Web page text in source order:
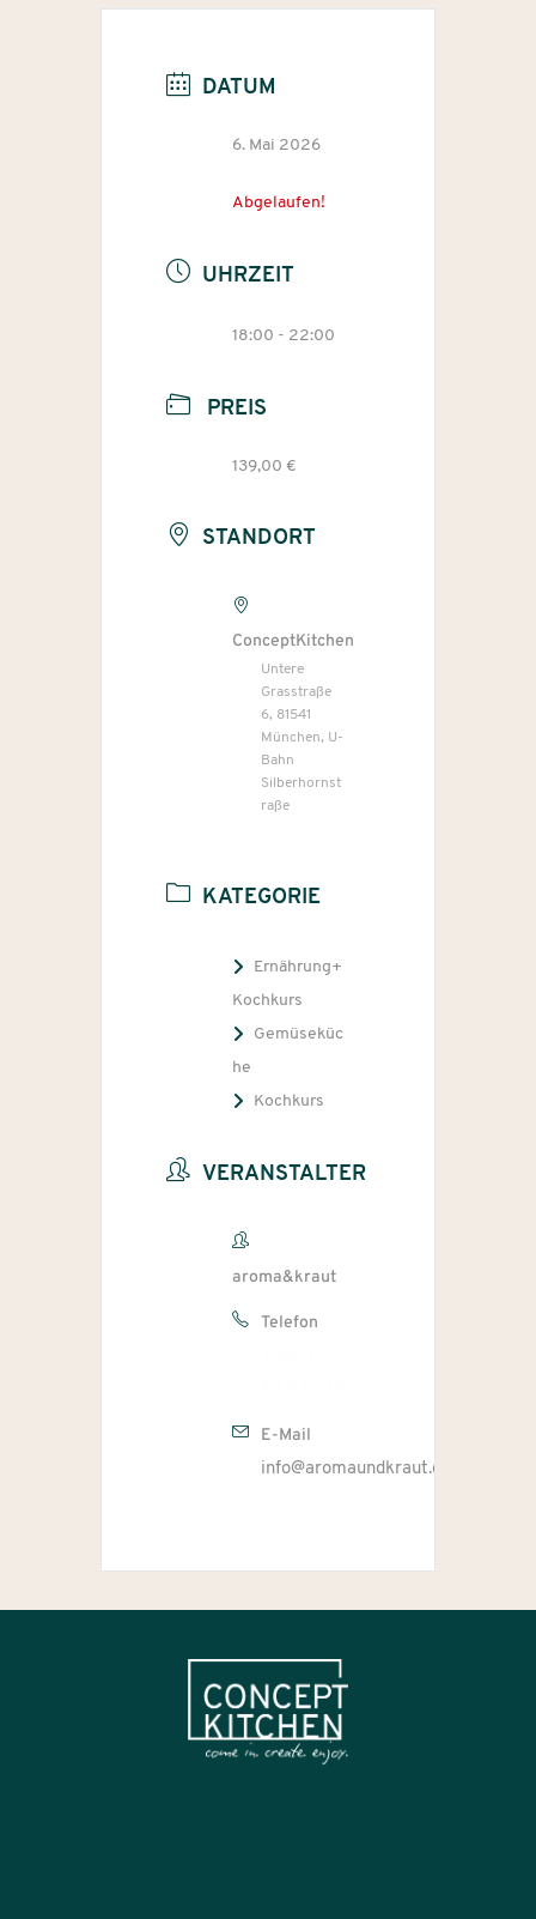
DATUM
6. Mai 2026
Abgelaufen!
UHRZEIT
18:00 - 22:00
PREIS
139,00 €
STANDORT
ConceptKitchen
Untere
Grasstraße
6, 81541
München, U-
Bahn
Silberhornst
raße
KATEGORIE
Ernährung+
Kochkurs
Gemüseküc
he
Kochkurs
VERANSTALTER
aroma&kraut
Telefon
E-Mail
info@aromaundkraut.de